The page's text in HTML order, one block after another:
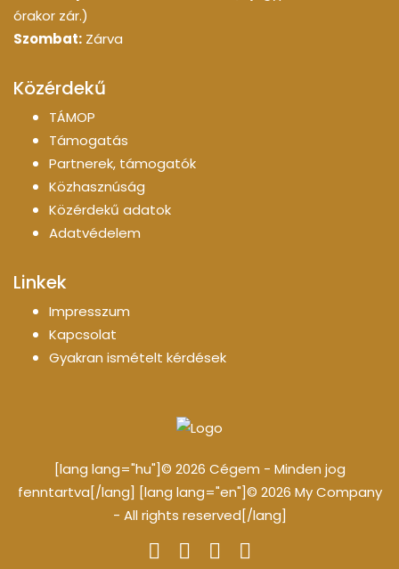
órakor zár.)
Szombat: Zárva
Közérdekű
TÁMOP
Támogatás
Partnerek, támogatók
Közhasznúság
Közérdekű adatok
Adatvédelem
Linkek
Impresszum
Kapcsolat
Gyakran ismételt kérdések
[lang lang="hu"]© 2026 Cégem - Minden jog
fenntartva[/lang] [lang lang="en"]© 2026 My Company
- All rights reserved[/lang]